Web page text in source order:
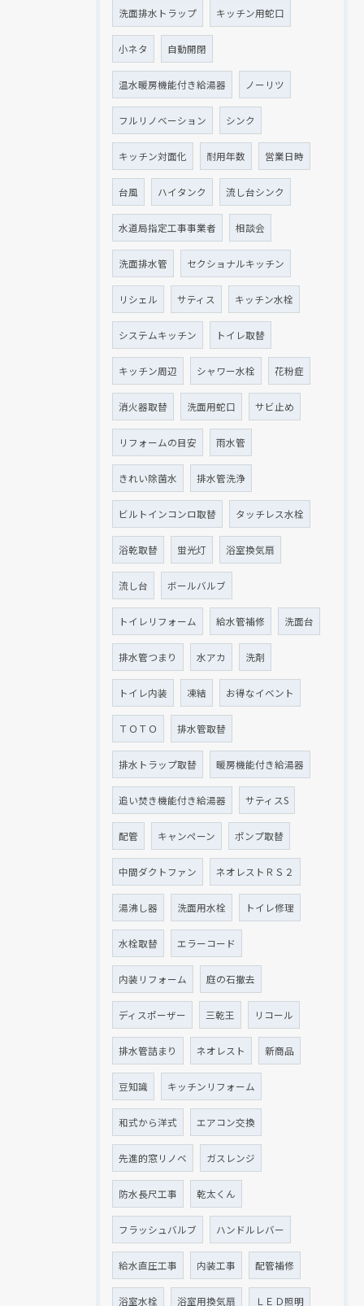
洗面排水トラップ キッチン用蛇口
小ネタ 自動開閉
温水暖房機能付き給湯器 ノーリツ
フルリノベーション シンク
キッチン対面化 耐用年数 営業日時
台風 ハイタンク 流し台シンク
水道局指定工事事業者 相談会
洗面排水管 セクショナルキッチン
リシェル サティス キッチン水栓
システムキッチン トイレ取替
キッチン周辺 シャワー水栓 花粉症
消火器取替 洗面用蛇口 サビ止め
リフォームの目安 雨水管
きれい除菌水 排水管洗浄
ビルトインコンロ取替 タッチレス水栓
浴乾取替 蛍光灯 浴室換気扇
流し台 ボールバルブ
トイレリフォーム 給水管補修 洗面台
排水管つまり 水アカ 洗剤
トイレ内装 凍結 お得なイベント
ＴＯＴＯ 排水管取替
排水トラップ取替 暖房機能付き給湯器
追い焚き機能付き給湯器 サティスS
配管 キャンペーン ポンプ取替
中間ダクトファン ネオレストＲＳ２
湯沸し器 洗面用水栓 トイレ修理
水栓取替 エラーコード
内装リフォーム 庭の石撤去
ディスポーザー 三乾王 リコール
排水管詰まり ネオレスト 新商品
豆知識 キッチンリフォーム
和式から洋式 エアコン交換
先進的窓リノベ ガスレンジ
防水長尺工事 乾太くん
フラッシュバルブ ハンドルレバー
給水直圧工事 内装工事 配管補修
浴室水栓 浴室用換気扇 ＬＥＤ照明